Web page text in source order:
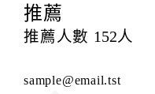
訂房者應於
提出申辦不得異動訂單。
每筆訂單異動限定
訂單異動後，訂單費用
推薦
推薦人數 152人
sample@email.tst